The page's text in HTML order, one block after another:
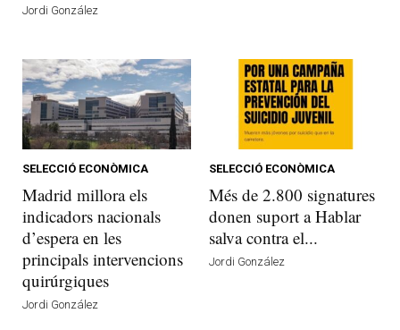
Jordi González
SELECCIÓ ECONÒMICA
Madrid millora els
indicadors nacionals
d’espera en les
principals intervencions
quirúrgiques
Jordi González
SELECCIÓ ECONÒMICA
Més de 2.800 signatures
donen suport a Hablar
salva contra el...
Jordi González